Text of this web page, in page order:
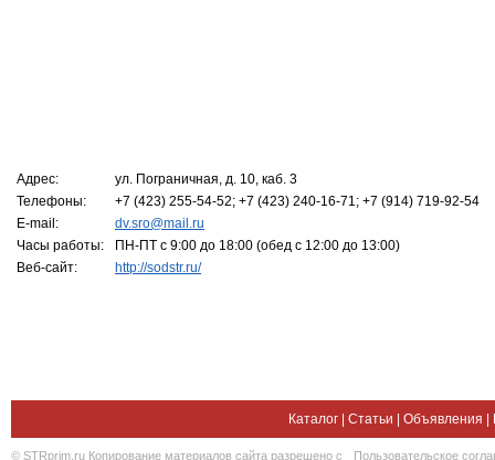
Адрес:
ул. Пограничная, д. 10, каб. 3
Телефоны:
+7 (423) 255-54-52; +7 (423) 240-16-71; +7 (914) 719-92-54
E-mail:
dv.sro@mail.ru
Часы работы:
ПН-ПТ с 9:00 до 18:00 (обед с 12:00 до 13:00)
Веб-сайт:
http://sodstr.ru/
Каталог Статьи Объявления
© STRprim.ru Копирование материалов сайта разрешено с Пользовательское